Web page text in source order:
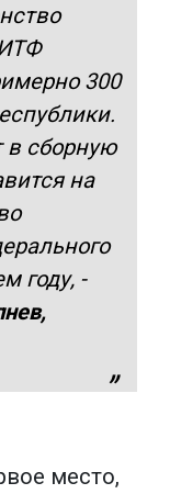
300
в сборную
на
году, -
место,